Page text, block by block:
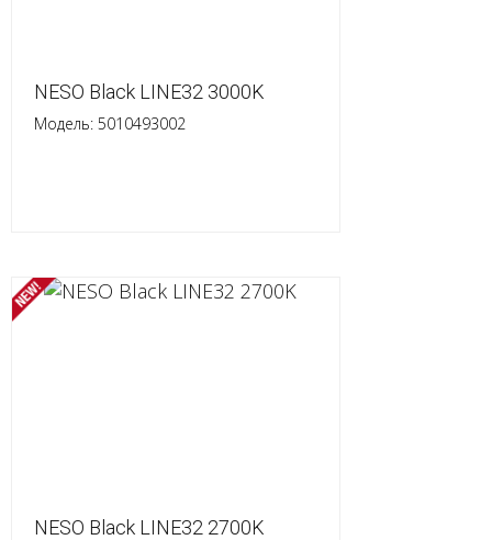
NESO Black LINE32 3000K
Модель: 5010493002
NESO Black LINE32 2700K